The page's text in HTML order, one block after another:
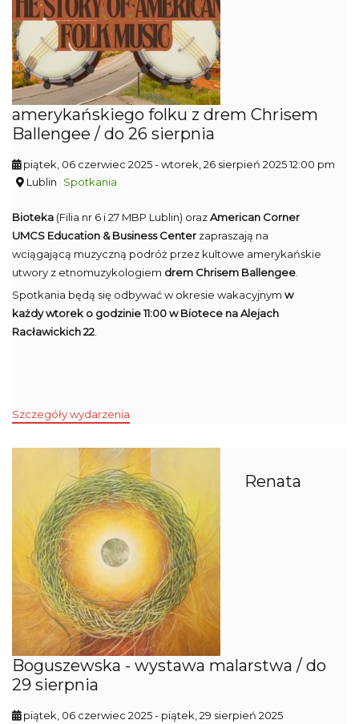
amerykańskiego folku z drem Chrisem
Ballengee / do 26 sierpnia
piątek, 06 czerwiec 2025- wtorek, 26 sierpień 2025 12:00 pm
Lublin
Spotkania
Bioteka (Filia nr 6 i 27 MBP Lublin) orazAmerican Corner
UMCS Education & Business Center zapraszają na
wciągającą muzyczną podróż przez kultowe amerykańskie
utwory z etnomuzykologiem drem Chrisem Ballengee
Spotkania będą się odbywać w okresie wakacyjnym w
każdy wtorek o godzinie 11:00 w Biotece na Alejach
Racławickich 22
Szczegóły wydarzenia
Renata
Boguszewska - wystawa malarstwa / do
29 sierpnia
piątek, 06 czerwiec 2025- piątek, 29 sierpień 2025